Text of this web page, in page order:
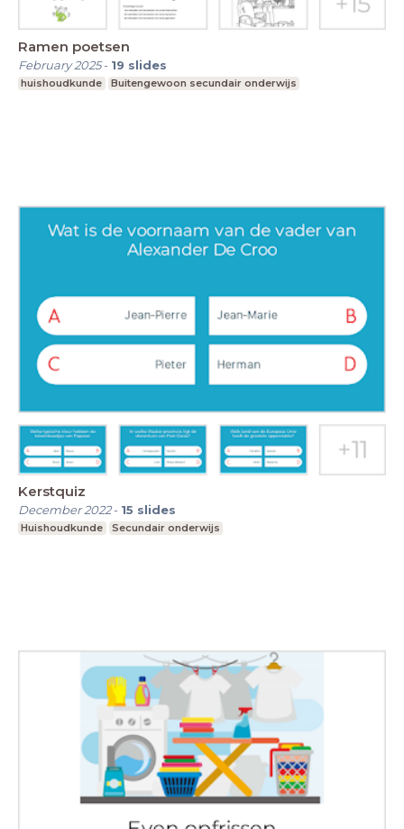
Ramen poetsen
February 2025- 19 slides
huishoudkunde Buitengewoon secundair onderwijs
Kerstquiz
December 2022- 15 slides
Huishoudkunde Secundair onderwijs